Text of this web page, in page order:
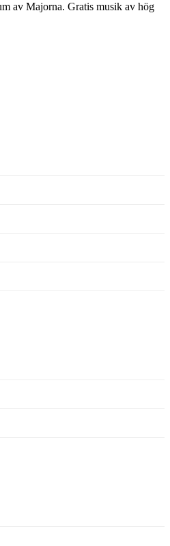
av Majorna. Gratis musik av hög